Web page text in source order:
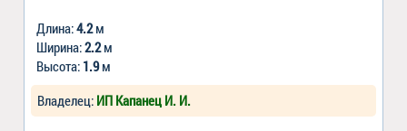
Длина:4.2м
Ширина:2.2м
Высота: 1.9м
Владелец: ИП Капанец И. И.